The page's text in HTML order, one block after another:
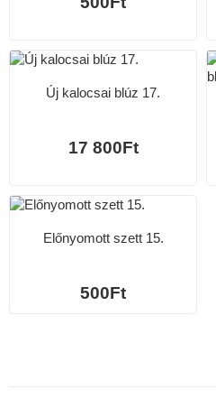
Új kalocsai blúz 17.
17 800Ft
Előnyomott szett 15.
500Ft